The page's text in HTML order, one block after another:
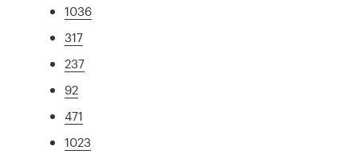
1036
317
237
92
471
1023